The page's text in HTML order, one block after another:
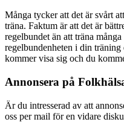
Många tycker att det är svårt
träna. Faktum är att det är
regelbundet än att träna
regelbundenheten i din träning
kommer visa sig och du
Annonsera på
Är du intresserad av att
oss per mail för en vidare